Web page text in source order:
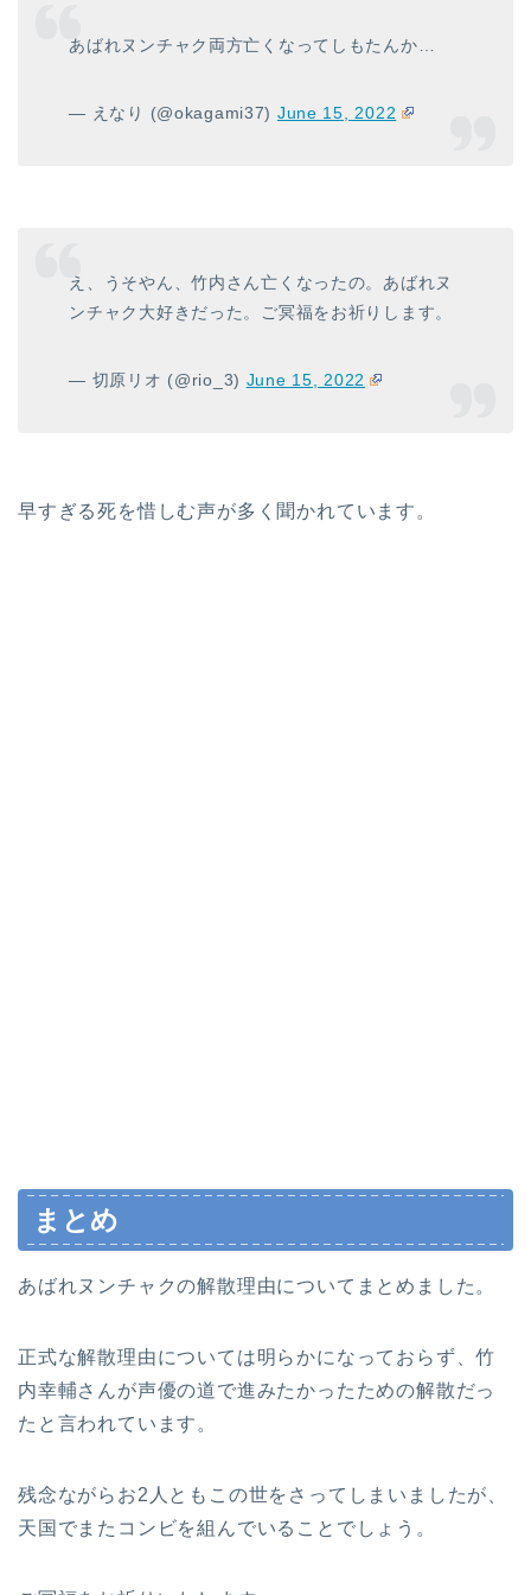
あばれヌンチャク両方亡くなってしもたんか…
— えなり (@okagami37) June 15, 2022
え、うそやん、竹内さん亡くなったの。あばれヌ
ンチャク大好きだった。ご冥福をお祈りします。
— 切原リオ (@rio_3) June 15, 2022
早すぎる死を惜しむ声が多く聞かれています。
まとめ
あばれヌンチャクの解散理由についてまとめました。
正式な解散理由については明らかになっておらず、竹
内幸輔さんが声優の道で進みたかったための解散だっ
たと言われています。
残念ながらお2人ともこの世をさってしまいましたが、
天国でまたコンビを組んでいることでしょう。